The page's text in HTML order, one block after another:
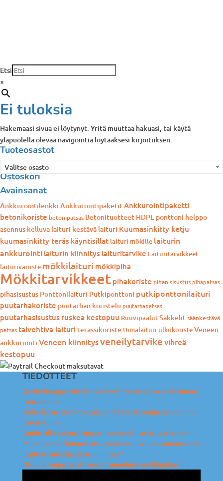
Etsi
×
Ei tuloksia
Hakemaasi sivua ei löytynyt. Yritä muuttaa hakuasi, tai käytä
yläpuolella olevaa navigointia löytääksesi kirjoituksen.
Tuoteosastot
Valitse osasto
Ostoskori
Avainsanat
Ankkurointilenkki AnkkurointipaketitAnkkurointipaketti
betonikoriste betonipatsas Betonituotteet HDPE ponttoni helppo
asennus kelluva laituri kestävä laituri Kuumasinkitty ketju
kuumasinkitty teräs käyntisillat laituri mökille laiturin
ankkurointi laiturin kiinnitys laituritarvike Laituritarvikkeet
laiturivaruste mökkilaituri mökkipiha
Mökkitarvikkeet pihakoriste pihan sisustuspihapatsas
pihasisustus Ponttonilaituri Putkiponttoni putkiponttonilaituri
puutarhakoriste puutarhan koristelu puutarhapatsas
puutarhasisustus ruskea kestopuu RuuvipaalutSakkelitsäänkestävä
patsas talvehtiva laituri terassikoriste Uimalaituri ulkokoristeVeneen
ankkurointi Veneen kiinnitysveneilytarvikevihreä
kestopuu
TIEDOTTEET
Är din brygga redo för vintern? Kontrollera detta innan
isen kommer
Onko laiturisi valmis talveen? Tarkista nämä asiat ennen
jäiden tuloa
Guide till restaurering och underhåll av stugstranden
Mökkirannan kunnostus – miten valita oikea menetelmä
ja pitää ranta hyvässä kunnossa?
Näin betonipatsaat tuovat tunnelmaa mökkipihaan